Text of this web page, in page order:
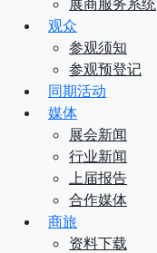
展商服务系统
观众
参观须知
参观预登记
同期活动
媒体
展会新闻
行业新闻
上届报告
合作媒体
商旅
资料下载